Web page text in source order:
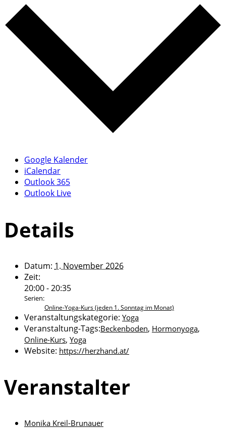
Google Kalender
iCalendar
Outlook 365
Outlook Live
Details
Datum: 1. November 2026
Zeit:
20:00 - 20:35
Serien:
Online-Yoga-Kurs (jeden 1. Sonntag im Monat)
Veranstaltungskategorie: Yoga
Veranstaltung-Tags:Beckenboden, Hormonyoga,
Online-Kurs, Yoga
Website: https://herzhand.at/
Veranstalter
Monika Kreil-Brunauer